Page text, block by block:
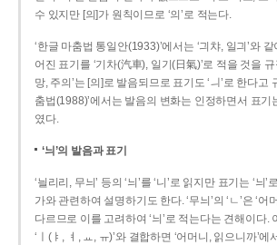
수 있지만 [의]가 원칙이므로 ‘의’로 적는다.
‘한글 마춤법 통일안(1933)’에서는 ‘긔챠, 일긔’와
어진 표기를 ‘기차(汽車), 일기(日氣)’로 적을 것을 규
망, 주의’는 [의]로 발음되므로 표기도 ‘ㅢ’로 한다고
춤법(1988)’에서는 발음의 변화는 인정하면서 표기
였다.
‘늬’의 발음과 표기
‘늴리리, 무늬’ 등의 ‘늬’를 ‘니’로 읽지만 표기는 ‘늬’
가와 관련하여 설명하기도 한다. ‘무늬’의 ‘ㄴ’은 ‘어
다르므로 이를 고려하여 ‘늬’로 적는다는 견해이다.
‘ㅣ(ㅑ, ㅕ, ㅛ, ㅠ)’와 결합하면 ‘어머니, 읽으니까’에